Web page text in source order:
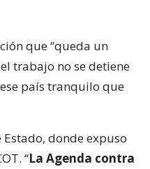
que “queda un
trabajo no se detiene
país tranquilo que
donde expuso
“La Agenda contra